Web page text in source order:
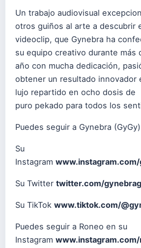
Un trabajo audiovisual
otros guiños al arte a descubrir
videoclip, que Gynebra ha
su equipo creativo durante más
año con mucha dedicación,
obtener un resultado innovador
lujo repartido en ocho dosis de
puro pekado para todos los
Puedes seguir a Gynebra
Su
Instagram
Su Twitter twitter.com/
Su TikTok www.tiktok.com/
Puedes seguir a Roneo en su
Instagram